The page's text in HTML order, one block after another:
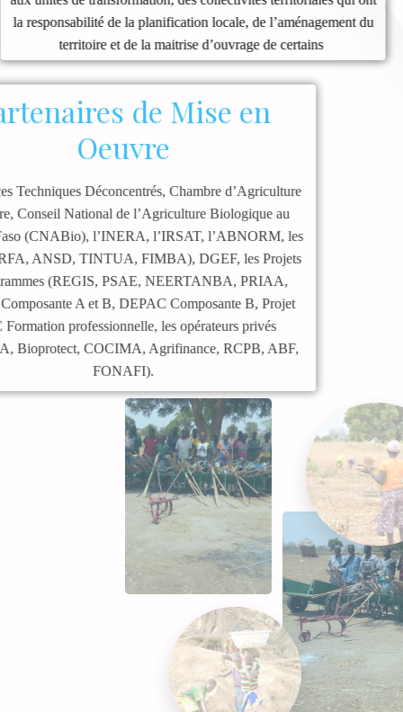
la responsabilité de la planification locale, de l’aménagement du
territoire et de la maitrise d’ouvrage de certains
Partenaires de Mise en
Oeuvre
les Services Techniques Déconcentrés, Chambre d’Agriculture
et faitière, Conseil National de l’Agriculture Biologique au
Burkina Faso (CNABio), l’INERA, l’IRSAT, l’ABNORM, les
ONG (ARFA, ANSD, TINTUA, FIMBA), DGEF, les Projets
et Programmes (REGIS, PSAE, NEERTANBA, PRIAA,
PCESA Composante A et B, DEPAC Composante B, Projet
DDC Formation professionnelle, les opérateurs privés
(BARIKA, Bioprotect, COCIMA, Agrifinance, RCPB, ABF,